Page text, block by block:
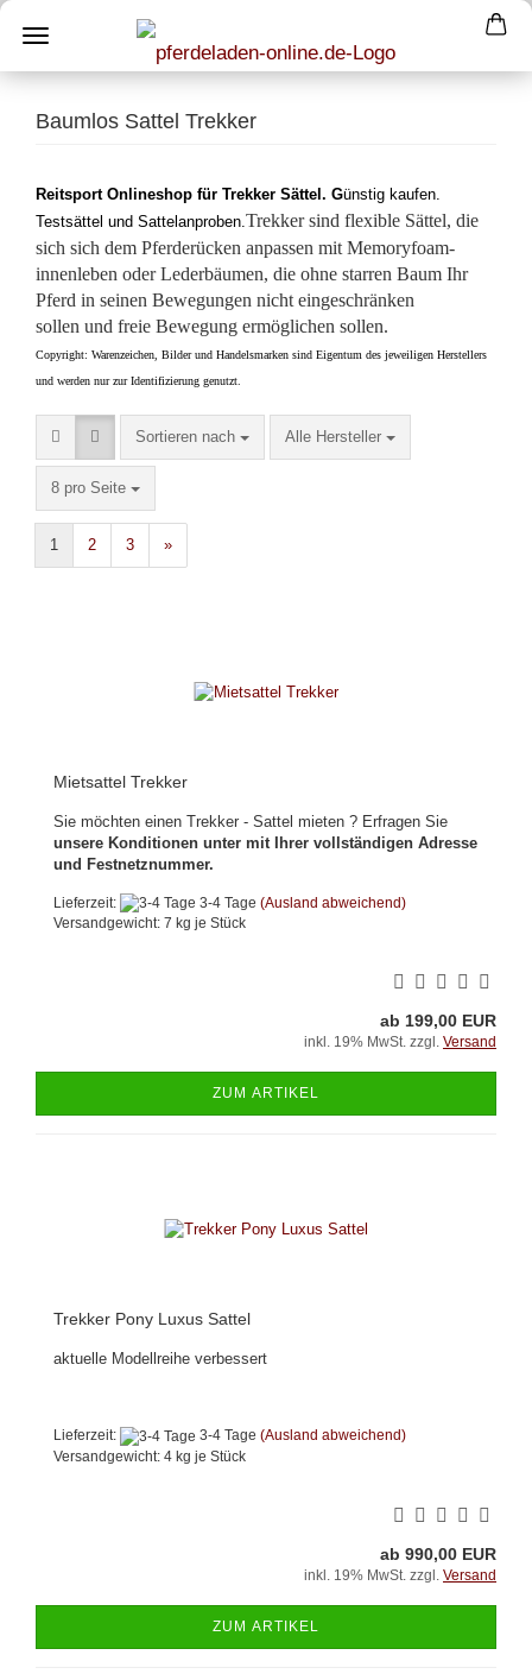
Baumlos Sattel Trekker
Reitsport Onlineshop für Trekker Sättel. Günstig kaufen.
Testsättel und Sattelanproben.Trekker sind flexible Sättel, die
sich sich dem Pferderücken anpassen mit Memoryfoam-
innenleben oder Lederbäumen, die ohne starren Baum Ihr
Pferd in seinen Bewegungen nicht eingeschränken
sollen und freie Bewegung ermöglichen sollen.
Copyright: Warenzeichen, Bilder und Handelsmarken sind Eigentum des jeweiligen Herstellers
und werden nur zur Identifizierung genutzt.
Sortieren nach
Sortieren nach Alle Hersteller
pro Seite
8 pro Seite
pro Seite
1 2 3 »
Mietsattel Trekker
Sie möchten einen Trekker - Sattel mieten ? Erfragen Sie
unsere Konditionen unter mit Ihrer vollständigen Adresse
und Festnetznummer.
Lieferzeit: 3-4 Tage (Ausland abweichend)
Versandgewicht: 7 kg je Stück
ab 199,00 EUR
inkl. 19% MwSt. zzgl. Versand
ZUM ARTIKEL
Trekker Pony Luxus Sattel
aktuelle Modellreihe verbessert
Lieferzeit: 3-4 Tage (Ausland abweichend)
Versandgewicht: 4 kg je Stück
ab 990,00 EUR
inkl. 19% MwSt. zzgl. Versand
ZUM ARTIKEL